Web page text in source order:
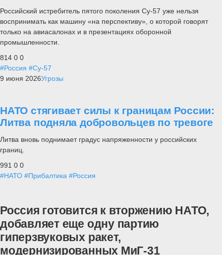
Российский истребитель пятого поколения Су-57 уже нельзя
воспринимать как машину «на перспективу», о которой говорят
только на авиасалонах и в презентациях оборонной
промышленности.
814 0 0
#Россия #Су-57
9 июня 2026Угрозы
НАТО стягивает силы к границам России:
Литва подняла добровольцев по тревоге
Литва вновь поднимает градус напряженности у российских
границ.
991 0 0
#НАТО #Прибалтика #Россия
Россия готовится к вторжению НАТО,
добавляет еще одну партию
гиперзвуковых ракет,
модернизированных МиГ-31